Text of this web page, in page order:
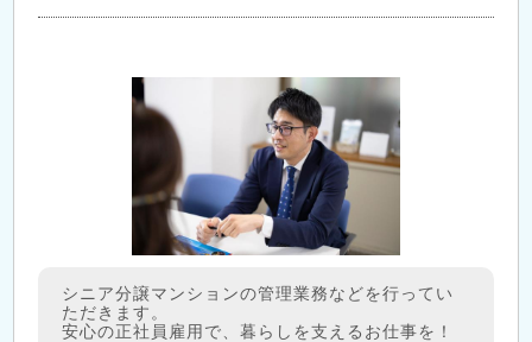
シニア分譲マンションの管理業務などを行ってい
ただきます。
安心の正社員雇用で、暮らしを支えるお仕事を！